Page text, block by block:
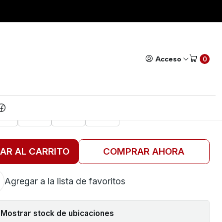
Acceso 0
CARRO
ESTANDAR
AL CARRITO COMPRAR AHORA
Agregar a la lista de favoritos
Mostrar stock de ubicaciones